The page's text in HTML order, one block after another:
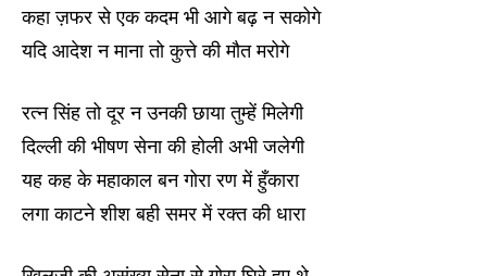
कहा ज़फर से एक कदम भी आगे बढ़ न सकोगे
यदि आदेश न माना तो कुत्ते की मौत मरोगे
रत्न सिंह तो दूर न उनकी छाया तुम्हें मिलेगी
दिल्ली की भीषण सेना की होली अभी जलेगी
यह कह के महाकाल बन गोरा रण में हुँकारा
लगा काटने शीश बही समर में रक्त की धारा